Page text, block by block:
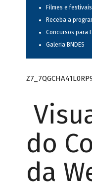
Filmes e
Receba a
Concursos para
Galeria BNDES
do
da